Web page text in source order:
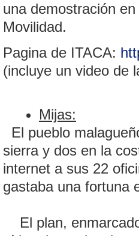
una demostración
Movilidad.
Pagina de ITACA:
(incluye un video de
Mijas:
El pueblo
sierra y dos en la
internet a sus 22
gastaba una fortuna
El plan,